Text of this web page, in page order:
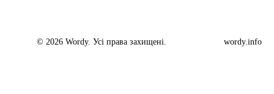
© 2026 Wordy. Усі права захищені. wordy.info